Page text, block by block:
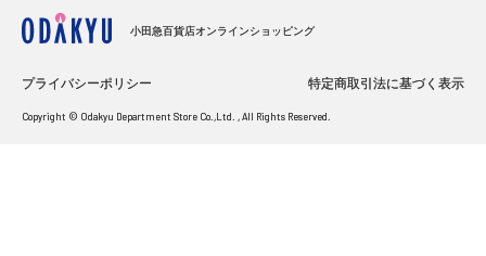
小田急百貨店オンラインショッピング
プライバシーポリシー 特定商取引法に基づく表示
Copyright © Odakyu Department Store Co.,Ltd. , All Rights Reserved.